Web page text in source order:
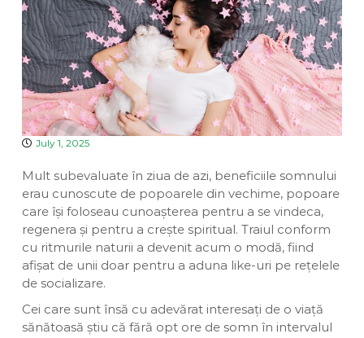
July 1, 2025
Mult subevaluate în ziua de azi, beneficiile somnului
erau cunoscute de popoarele din vechime, popoare
care își foloseau cunoașterea pentru a se vindeca,
regenera și pentru a crește spiritual. Traiul conform
cu ritmurile naturii a devenit acum o modă, fiind
afișat de unii doar pentru a aduna like-uri pe rețelele
de socializare.
Cei care sunt însă cu adevărat interesați de o viață
sănătoasă știu că fără opt ore de somn în intervalul